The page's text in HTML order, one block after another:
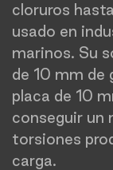
cloruros
usado en
marinos. Su
de 10 mm de
placa de 10
conseguir un
torsiones
carga.